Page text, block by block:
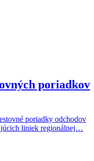
poriadkov
poriadky odchodov
liniek regionálnej…